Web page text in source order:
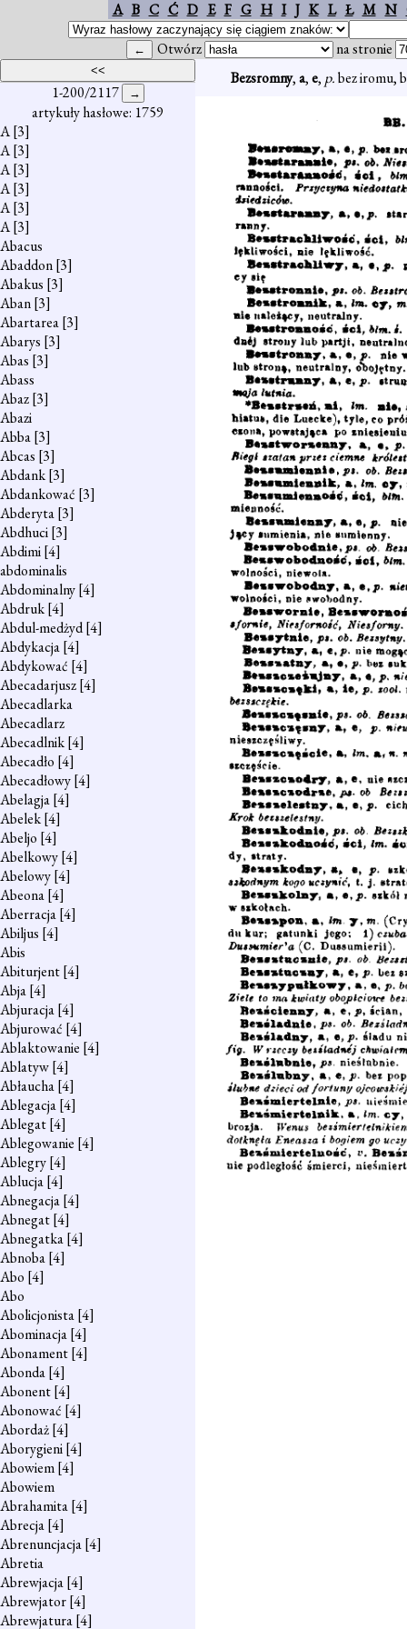
A B C Ć D E F G H I J K L Ł M N
Otwórz na stronie
1-200/2117
artykuły hasłowe: 1759
A[3]
A[3]
A[3]
A[3]
A[3]
A[3]
Abacus
Abaddon[3]
Abakus [3]
Aban[3]
Abartarea[3]
Abarys [3]
Abas [3]
Abass
Abaz[3]
Abazi
Abba[3]
Abcas [3]
Abdank[3]
Abdankować [3]
Abderyta[3]
Abdhuci[3]
Abdimi[4]
abdominalis
Abdominalny[4]
Abdruk[4]
Abdul-medżyd[4]
Abdykacja[4]
Abdykować [4]
Abecadarjusz[4]
Abecadlarka
Abecadlarz
Abecadlnik[4]
Abecadło [4]
Abecadłowy[4]
Abelagja[4]
Abelek[4]
Abeljo [4]
Abelkowy[4]
Abelowy[4]
Abeona[4]
Aberracja[4]
Abiljus [4]
Abis
Abiturjent[4]
Abja[4]
Abjuracja[4]
Abjurować [4]
Ablaktowanie [4]
Ablatyw[4]
Abłaucha[4]
Ablegacja[4]
Ablegat[4]
Ablegowanie [4]
Ablegry[4]
Ablucja[4]
Abnegacja[4]
Abnegat[4]
Abnegatka[4]
Abnoba[4]
Abo [4]
Abo
Abolicjonista[4]
Abominacja[4]
Abonament[4]
Abonda[4]
Abonent[4]
Abonować [4]
Abordaż[4]
Aborygieni[4]
Abowiem[4]
Abowiem
Abrahamita[4]
Abrecja[4]
Abrenuncjacja[4]
Abretia
Abrewjacja[4]
Abrewjator[4]
Abrewjatura[4]
Bezsromny,a,e, p.bez iromu,